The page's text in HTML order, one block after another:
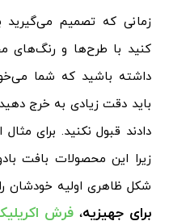
زمانی که تصمیم
کنید با طرح‌ها و رنگ‌های
داشته باشید که شما
باید دقت زیادی به خرج
دادند قبول نکنید. برای
زیرا این محصولات بافت
شکل ظاهری اولیه خودشان
برای جهیزیه،فرش